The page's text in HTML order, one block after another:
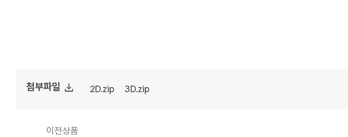
첨부파일 file_download 2D.zip 3D.zip
이전상품